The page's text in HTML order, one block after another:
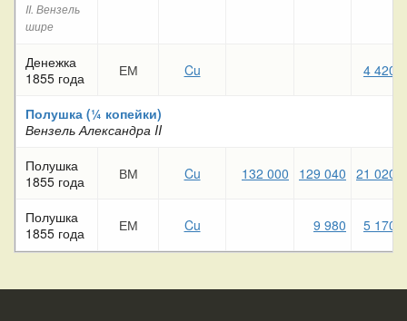
II. Вензель
шире
Денежка
1855 года
ЕМ Cu 4 420
Полушка (¼ копейки)
Вензель Александра II
Полушка
1855 года
ВМ Cu 132 000 129 040 21 020
Полушка
1855 года
ЕМ Cu 9 980 5 170